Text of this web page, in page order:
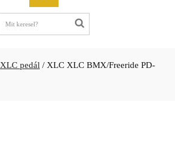
XLC pedál / XLC XLC BMX/Freeride PD-